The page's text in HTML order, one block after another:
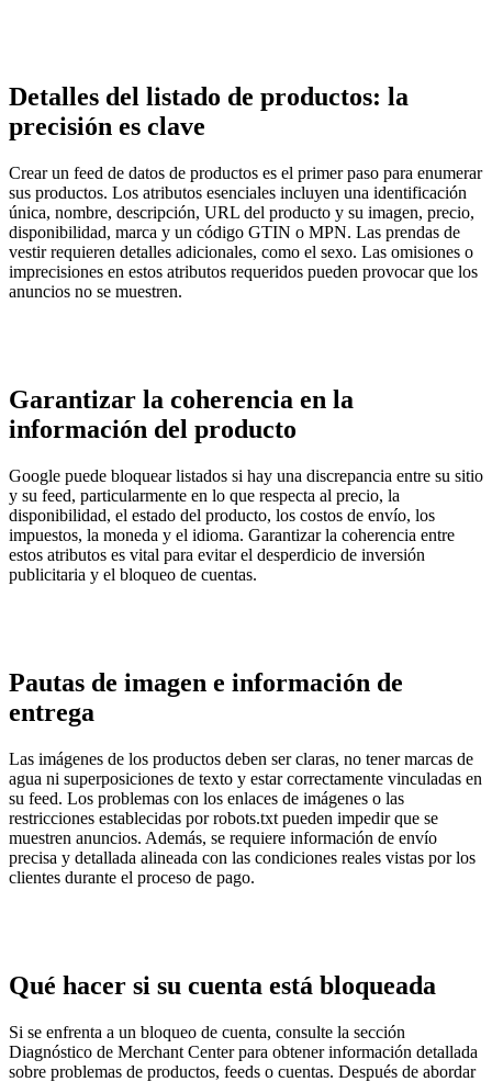
Detalles del listado de productos: la
precisión es clave
Crear un feed de datos de productos es el primer paso para enumerar
sus productos. Los atributos esenciales incluyen una identificación
única, nombre, descripción, URL del producto y su imagen, precio,
disponibilidad, marca y un código GTIN o MPN. Las prendas de
vestir requieren detalles adicionales, como el sexo. Las omisiones o
imprecisiones en estos atributos requeridos pueden provocar que los
anuncios no se muestren.
Garantizar la coherencia en la
información del producto
Google puede bloquear listados si hay una discrepancia entre su sitio
y su feed, particularmente en lo que respecta al precio, la
disponibilidad, el estado del producto, los costos de envío, los
impuestos, la moneda y el idioma. Garantizar la coherencia entre
estos atributos es vital para evitar el desperdicio de inversión
publicitaria y el bloqueo de cuentas.
Pautas de imagen e información de
entrega
Las imágenes de los productos deben ser claras, no tener marcas de
agua ni superposiciones de texto y estar correctamente vinculadas en
su feed. Los problemas con los enlaces de imágenes o las
restricciones establecidas por robots.txt pueden impedir que se
muestren anuncios. Además, se requiere información de envío
precisa y detallada alineada con las condiciones reales vistas por los
clientes durante el proceso de pago.
Qué hacer si su cuenta está bloqueada
Si se enfrenta a un bloqueo de cuenta, consulte la sección
Diagnóstico de Merchant Center para obtener información detallada
sobre problemas de productos, feeds o cuentas. Después de abordar